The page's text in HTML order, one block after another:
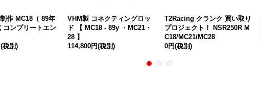
作 MC18（ 89年
コンプリートエン
(税別)
VHM製 コネクティングロッ
ド 【 MC18 - 89y ・MC21・
28 】
114,800円(税別)
T2Racing クランク 買い取り
プロジェクト！ NSR250R M
C18/MC21/MC28
0円(税別)